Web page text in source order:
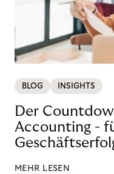
BLOG INSIGHTS
Der
Accounting -
MEHR LESEN